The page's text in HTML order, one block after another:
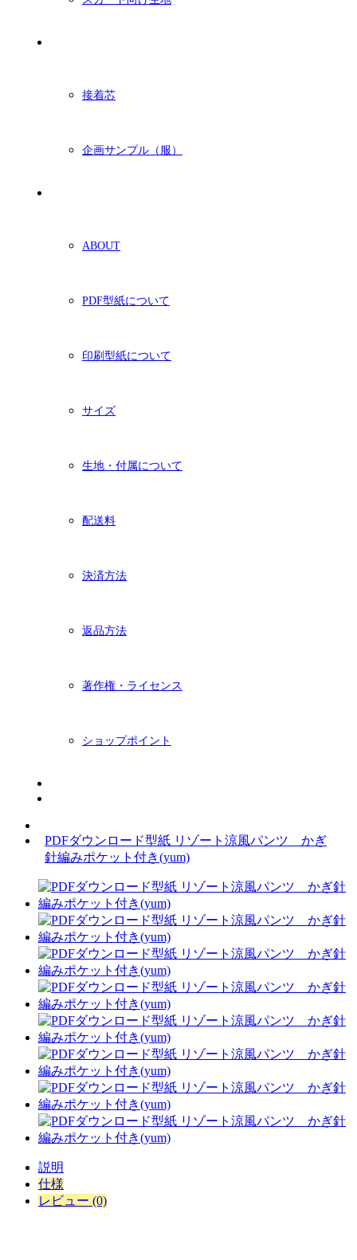
接着芯
企画サンプル（服）
ABOUT
PDF型紙について
印刷型紙について
サイズ
生地・付属について
配送料
決済方法
返品方法
著作権・ライセンス
ショップポイント
PDFダウンロード型紙 リゾート涼風パンツ かぎ
針編みポケット付き(yum)
説明
仕様
レビュー (0)